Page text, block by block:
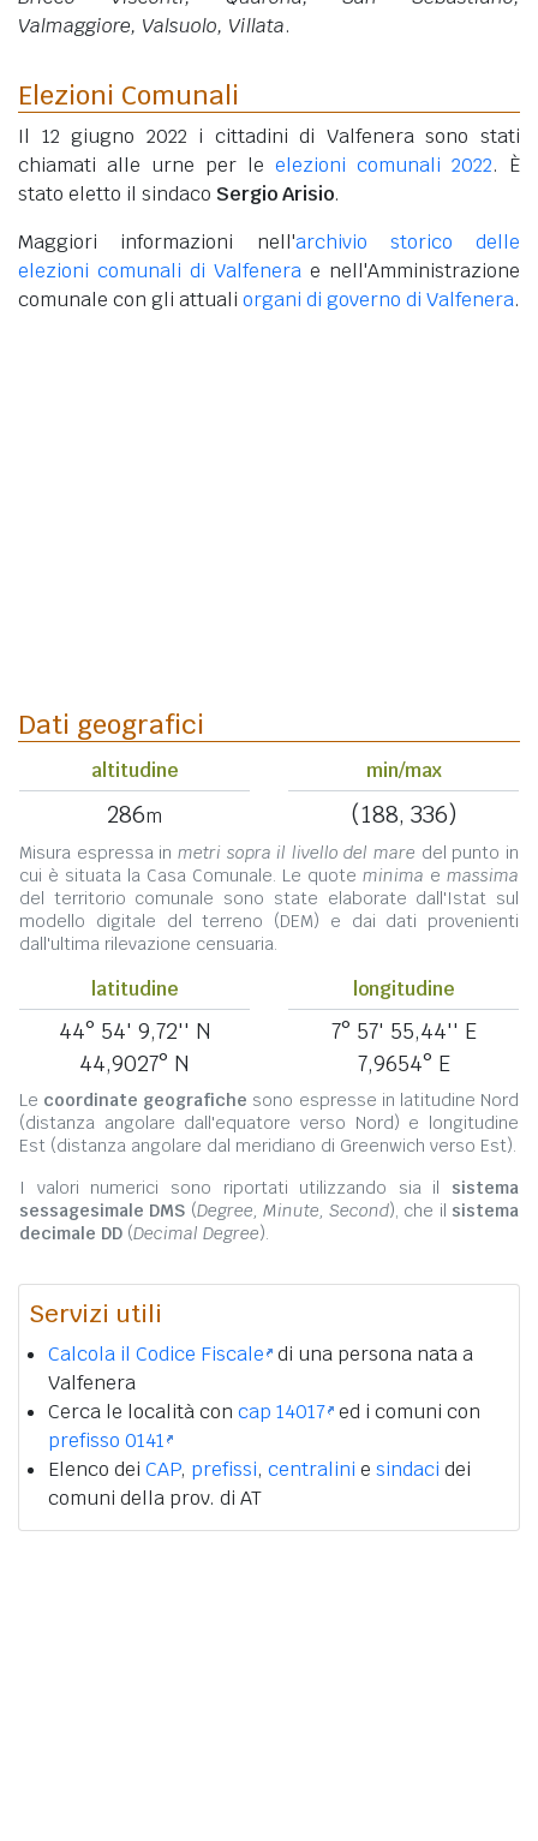
Valmaggiore, Valsuolo, Villata.
Elezioni Comunali
Il 12 giugno 2022 i cittadini di Valfenera sono stati
chiamati alle urne per le elezioni comunali 2022. È
stato eletto il sindaco Sergio Arisio.
Maggiori informazioni nell'archivio storico delle
elezioni comunali di Valfenera e nell'Amministrazione
comunale con gli attuali organi di governo di Valfenera.
Dati geografici
altitudine
286m
min/max
(188, 336)
Misura espressa in metri sopra il livello del mare del punto in
cui è situata la Casa Comunale. Le quote minima e massima
del territorio comunale sono state elaborate dall'Istat sul
modello digitale del terreno (DEM) e dai dati provenienti
dall'ultima rilevazione censuaria.
latitudine
44° 54' 9,72'' N
44,9027° N
longitudine
7° 57' 55,44'' E
7,9654° E
Le coordinate geografiche sono espresse in latitudine Nord
(distanza angolare dall'equatore verso Nord) e longitudine
Est (distanza angolare dal meridiano di Greenwich verso Est).
I valori numerici sono riportati utilizzando sia il sistema
sessagesimale DMS (Degree, Minute, Second), che il sistema
decimale DD (Decimal Degree).
Servizi utili
Calcola il Codice Fiscale di una persona nata a
Valfenera
Cerca le località con cap 14017 ed i comuni con
prefisso 0141
Elenco dei CAP, prefissi, centralini e sindaci dei
comuni della prov. di AT